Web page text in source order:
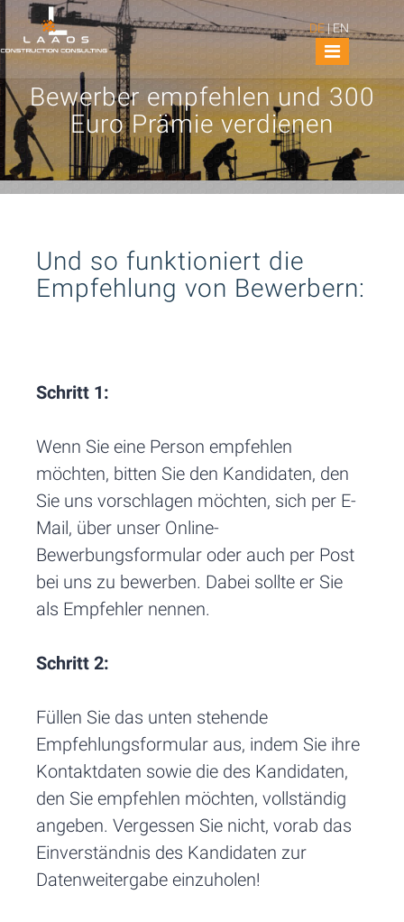
DE|EN
Bewerber empfehlen und 300
Euro Prämie verdienen
Und so funktioniert die
Empfehlung von Bewerbern:
Schritt 1:
Wenn Sie eine Person empfehlen
möchten, bitten Sie den Kandidaten, den
Sie uns vorschlagen möchten, sich per E-
Mail, über unser Online-
Bewerbungsformular oder auch per Post
bei uns zu bewerben. Dabei sollte er Sie
als Empfehler nennen.
Schritt 2:
Füllen Sie das unten stehende
Empfehlungsformular aus, indem Sie ihre
Kontaktdaten sowie die des Kandidaten,
den Sie empfehlen möchten, vollständig
angeben. Vergessen Sie nicht, vorab das
Einverständnis des Kandidaten zur
Datenweitergabe einzuholen!